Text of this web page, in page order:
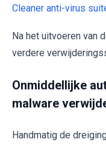
Cleaner anti-virus
Na het uitvoeren van
verdere
Onmiddellijke
malware
Handmatig de